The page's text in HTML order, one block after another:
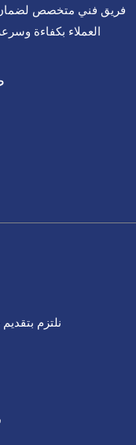
فريق فني متخصص لضمان
العملاء بكفاءة